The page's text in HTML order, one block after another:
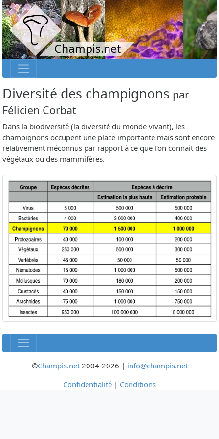
Champis.net
Diversité des champignons par
Félicien Corbat
Dans la biodiversité (la diversité du monde vivant), les
champignons occupent une place importante mais sont encore
relativement méconnus par rapport à ce que l'on connaît des
végétaux ou des mammifères.
©Champis.net2004-2026 | info@champis.net
Confidentialité | Conditions